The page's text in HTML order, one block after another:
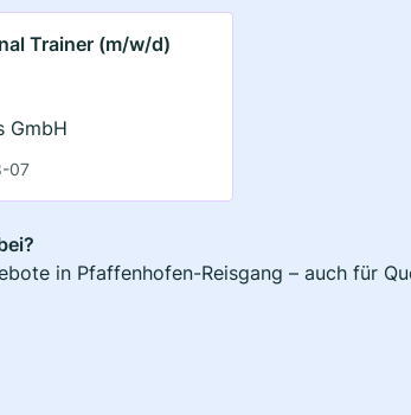
Trainer (m/w/d)
GmbH
07
in Pfaffenhofen-Reisgang – auch für